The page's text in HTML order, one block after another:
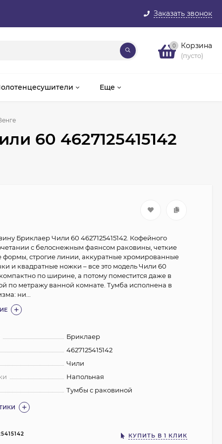
Заказать звонок
0 Корзина
(пусто)
Еще
60 4627125415142
Бриклаер Чили 60 4627125415142. Кофейного
с белоснежным фаянсом раковины, четкие
формы, строгие линии, аккуратные хромированные
и квадратные ножки – все это модель Чили 60
по ширине, а потому поместится даже в
по метражу ванной комнате. Тумба исполнена в
ни...
Бриклаер
4627125415142
Чили
Напольная
Тумбы с раковиной
КУПИТЬ В 1 КЛИК